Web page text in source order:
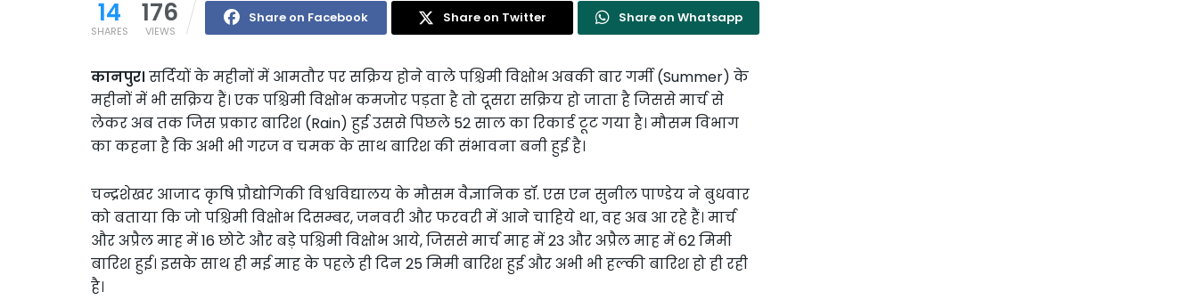
14
SHARES
176
VIEWS
Share on Facebook Share on Twitter Share on Whatsapp
कानपुर। सर्दियों के महीनों में आमतौर पर सक्रिय होने वाले पश्चिमी विक्षोभ अबकी बार गर्मी (Summer) के
महीनों में भी सक्रिय हैं। एक पश्चिमी विक्षोभ कमजोर पड़ता है तो दूसरा सक्रिय हो जाता है जिससे मार्च से
लेकर अब तक जिस प्रकार बारिश (Rain) हुई उससे पिछले 52 साल का रिकार्ड टूट गया है। मौसम विभाग
का कहना है कि अभी भी गरज व चमक के साथ बारिश की संभावना बनी हुई है।
चन्द्रशेखर आजाद कृषि प्रौद्योगिकी विश्वविद्यालय के मौसम वैज्ञानिक डॉ. एस एन सुनील पाण्डेय ने बुधवार
को बताया कि जो पश्चिमी विक्षोभ दिसम्बर, जनवरी और फरवरी में आने चाहिये था, वह अब आ रहे हैं। मार्च
और अप्रैल माह में 16 छोटे और बड़े पश्चिमी विक्षोभ आये, जिससे मार्च माह में 23 और अप्रैल माह में 62 मिमी
बारिश हुई। इसके साथ ही मई माह के पहले ही दिन 25 मिमी बारिश हुई और अभी भी हल्की बारिश हो ही रही
है।